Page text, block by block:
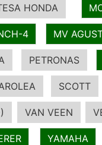
HONDA
4 MV
PETRONAS
SCOTT
VAN VEEN
YAMAHA